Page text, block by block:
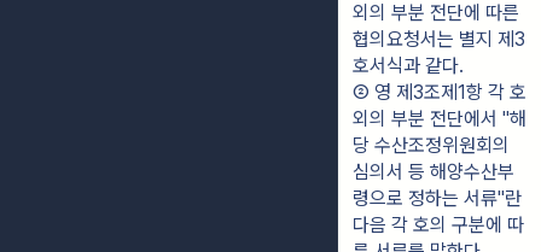
외의 부분 전단에 따른
협의요청서는 별지 제3
호서식과 같다.
② 영 제3조제1항 각 호
외의 부분 전단에서 "해
당 수산조정위원회의
심의서 등 해양수산부
령으로 정하는 서류"란
다음 각 호의 구분에 따